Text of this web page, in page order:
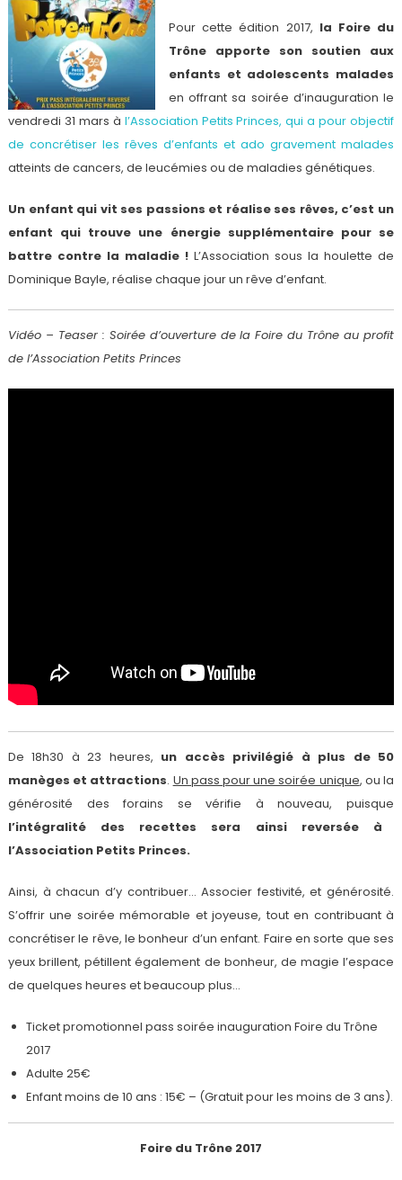
Pour cette édition 2017, la Foire du
Trône apporte son soutien aux
enfants et adolescents malades
en offrant sa soirée d’inauguration le
vendredi 31 mars à l’Association Petits Princes, qui a pour objectif
de concrétiser les rêves d’enfants et ado gravement malades
atteints de cancers, de leucémies ou de maladies génétiques.
Un enfant qui vit ses passions et réalise ses rêves, c’est un
enfant qui trouve une énergie supplémentaire pour se
battre contre la maladie ! L’Association sous la houlette de
Dominique Bayle, réalise chaque jour un rêve d’enfant.
Vidéo – Teaser : Soirée d’ouverture de la Foire du Trône au profit
de l’Association Petits Princes
De 18h30 à 23 heures, un accès privilégié à plus de 50
manèges et attractions. Un pass pour une soirée unique, ou la
générosité des forains se vérifie à nouveau, puisque
l’intégralité des recettes sera ainsi reversée à
l’Association Petits Princes.
Ainsi, à chacun d’y contribuer… Associer festivité, et générosité.
S’offrir une soirée mémorable et joyeuse, tout en contribuant à
concrétiser le rêve, le bonheur d’un enfant. Faire en sorte que ses
yeux brillent, pétillent également de bonheur, de magie l’espace
de quelques heures et beaucoup plus…
Ticket promotionnel pass soirée inauguration Foire du Trône
2017
Adulte 25€
Enfant moins de 10 ans : 15€ – (Gratuit pour les moins de 3 ans).
Foire du Trône 2017